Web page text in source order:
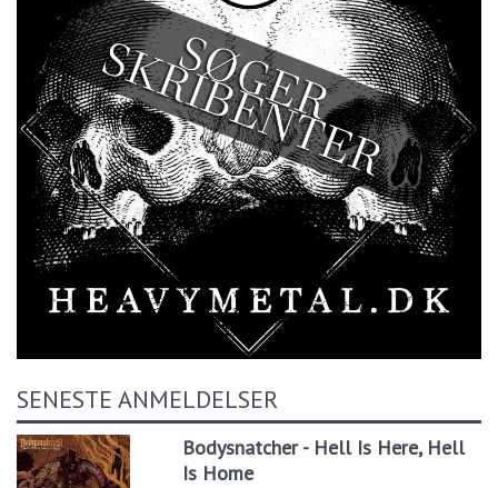
SENESTE ANMELDELSER
Bodysnatcher - Hell Is Here, Hell
Is Home